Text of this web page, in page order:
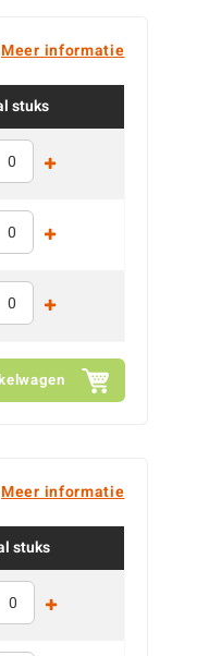
Meer informatie
stuks
Meer informatie
stuks